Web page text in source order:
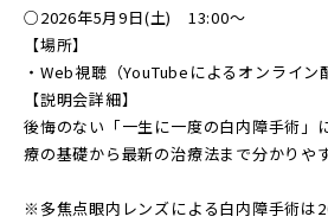
○2026年5月9日(土) 13:00～
【場所】
・Web視聴（YouTubeによるオンライン
【説明会詳細】
後悔のない「一生に一度の白内障手術」
療の基礎から最新の治療法まで分かりや
※多焦点眼内レンズによる白内障手術は